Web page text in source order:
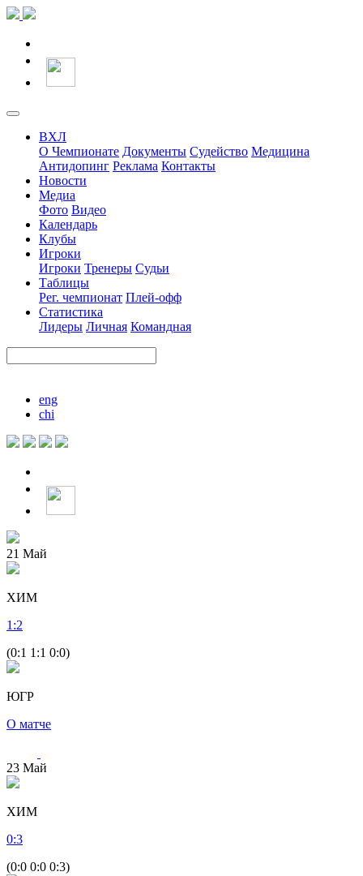
ВХЛ
О Чемпионате Документы Судейство Медицина
Антидопинг Реклама Контакты
Новости
Медиа
Фото Видео
Календарь
Клубы
Игроки
Игроки Тренеры Судьи
Таблицы
Рег. чемпионат Плей-офф
Статистика
Лидеры Личная Командная
eng
chi
21 Май
ХИМ
1 :2
(0:1 1:1 0:0)
ЮГР
О матче
23 Май
ХИМ
0:3
(0:0 0:0 0:3)